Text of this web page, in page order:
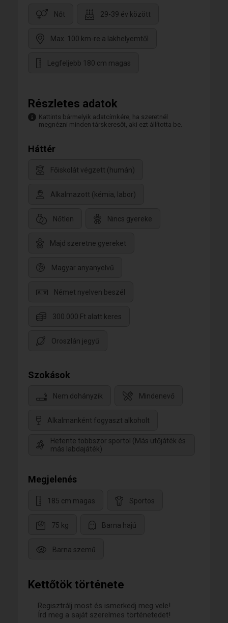
Kettőtök története
Regisztrálj most és ismerkedj meg vele!
Írd meg a saját szerelmes történetedet!
Nőt 29-39 év között
Max. 100 km-re a lakhelyemtől
Legfeljebb 180 cm magas
Részletes adatok
Kattints bármelyik adatcímkére, ha szeretnél
megnézni minden társkeresőt, aki ezt állította be.
Háttér
Főiskolát végzett (humán)
Alkalmazott (kémia, labor)
Nőtlen Nincs gyereke
Majd szeretne gyereket
Magyar anyanyelvű
Német nyelven beszél
300.000 Ft alatt keres
Oroszlán jegyű
Szokások
Nem dohányzik Mindenevő
Alkalmanként fogyaszt alkoholt
Hetente többször sportol (Más ütőjáték és
más labdajáték)
Megjelenés
185 cm magas Sportos
75 kg Barna hajú
Barna szemű